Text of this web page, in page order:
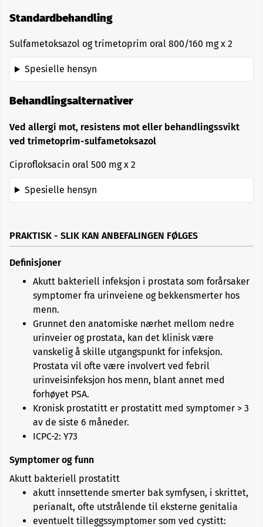
Standardbehandling
Sulfametoksazol og trimetoprim oral 800/160 mg x 2
Spesielle hensyn
Behandlingsalternativer
Ved allergi mot, resistens mot eller behandlingssvikt
ved trimetoprim-sulfametoksazol
Ciprofloksacin oral 500 mg x 2
Spesielle hensyn
PRAKTISK - SLIK KAN ANBEFALINGEN FØLGES
Definisjoner
Akutt bakteriell infeksjon i prostata som forårsaker
symptomer fra urinveiene og bekkensmerter hos
menn.
Grunnet den anatomiske nærhet mellom nedre
urinveier og prostata, kan det klinisk være
vanskelig å skille utgangspunkt for infeksjon.
Prostata vil ofte være involvert ved febril
urinveisinfeksjon hos menn, blant annet med
forhøyet PSA.
Kronisk prostatitt er prostatitt med symptomer > 3
av de siste 6 måneder.
ICPC-2: Y73
Symptomer og funn
Akutt bakteriell prostatitt
akutt innsettende smerter bak symfysen, i skrittet,
perianalt, ofte utstrålende til eksterne genitalia
eventuelt tilleggssymptomer som ved cystitt: